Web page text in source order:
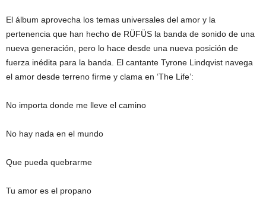
El álbum aprovecha los temas universales del amor y la
pertenencia que han hecho de RÜFÜS la banda de sonido de una
nueva generación, pero lo hace desde una nueva posición de
fuerza inédita para la banda. El cantante Tyrone Lindqvist navega
el amor desde terreno firme y clama en ‘The Life’:
No importa donde me lleve el camino
No hay nada en el mundo
Que pueda quebrarme
Tu amor es el propano